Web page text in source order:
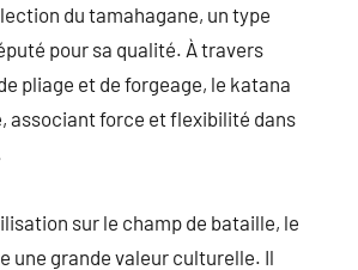
du tamahagane, un type
pour sa qualité. À travers
pliage et de forgeage, le katana
associant force et flexibilité dans
sur le champ de bataille, le
une grande valeur culturelle. Il